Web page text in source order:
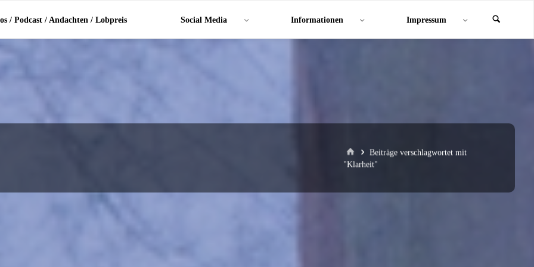
/ Podcast / Andachten / Lobpreis Social Media Informationen Impressum
StartBeiträge verschlagwortet mit
"Klarheit"